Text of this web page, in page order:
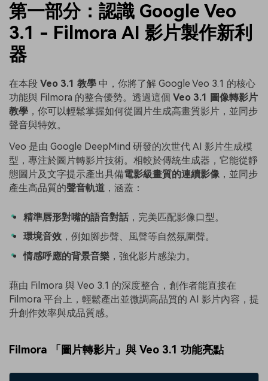
第一部分：認識 Google Veo
3.1 - Filmora AI 影片製作新利
器
在本段 Veo 3.1 教學 中，你將了解 Google Veo 3.1 的核心
功能與 Filmora 的整合優勢。透過這個 Veo 3.1 圖像轉影片
教學 ，你可以輕鬆掌握如何從圖片生成高畫質影片，並同步
聲音與特效。
Veo 是由 Google DeepMind 研發的次世代 AI 影片生成模
型，專注於圖片轉影片技術。相較於傳統生成器，它能從靜
態圖片及文字提示產出具備電影級畫質的連續影像 ，並同步
產生高品質的聲音軌道 ，涵蓋：
精準唇形對嘴的語音對話 ，完美匹配影像口型。
環境音效 ，例如腳步聲、風聲等自然氛圍聲。
情感呼應的背景音樂 ，強化影片感染力。
藉由 Filmora 與 Veo 3.1 的深度整合，創作者能直接在
Filmora 平台上，輕鬆產出並微調高品質的 AI 影片內容，提
升創作效率與成品質感。
Filmora 「圖片轉影片」與 Veo 3.1 功能亮點